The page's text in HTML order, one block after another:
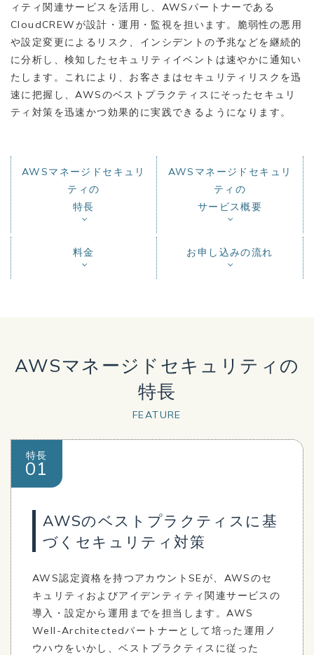
ィティ関連サービスを活用し、AWSパートナーである
CloudCREWが設計・運用・監視を担います。脆弱性の悪用
や設定変更によるリスク、インシデントの予兆などを継続的
に分析し、検知したセキュリティイベントは速やかに通知い
たします。これにより、お客さまはセキュリティリスクを迅
速に把握し、AWSのベストプラクティスにそったセキュリ
ティ対策を迅速かつ効果的に実践できるようになります。
AWSマネージドセキュリ
ティの
特長
AWSマネージドセキュリ
ティの
サービス概要
料金 お申し込みの流れ
AWSマネージドセキュリティの
特長
FEATURE
特長
01
AWSのベストプラクティスに基
づくセキュリティ対策
AWS認定資格を持つアカウントSEが、AWSのセ
キュリティおよびアイデンティティ関連サービスの
導入・設定から運用までを担当します。AWS
Well-Architectedパートナーとして培った運用ノ
ウハウをいかし、ベストプラクティスに従った